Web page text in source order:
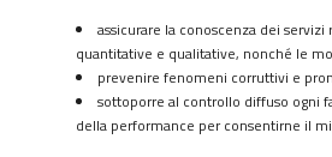
contratti
assicurare la conoscenza dei
quantitative e qualitative, nonché le
prevenire fenomeni corruttivi e
sottoporre al controllo diffuso ogni
della performance per consentirne il